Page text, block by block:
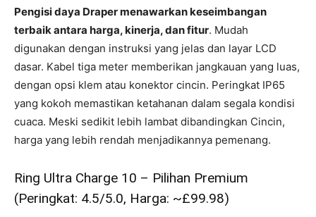
Pengisi daya Draper menawarkan keseimbangan
terbaik antara harga, kinerja, dan fitur. Mudah
digunakan dengan instruksi yang jelas dan layar LCD
dasar. Kabel tiga meter memberikan jangkauan yang luas,
dengan opsi klem atau konektor cincin. Peringkat IP65
yang kokoh memastikan ketahanan dalam segala kondisi
cuaca. Meski sedikit lebih lambat dibandingkan Cincin,
harga yang lebih rendah menjadikannya pemenang.
Ring Ultra Charge 10 – Pilihan Premium
(Peringkat: 4.5/5.0, Harga: ~£99.98)